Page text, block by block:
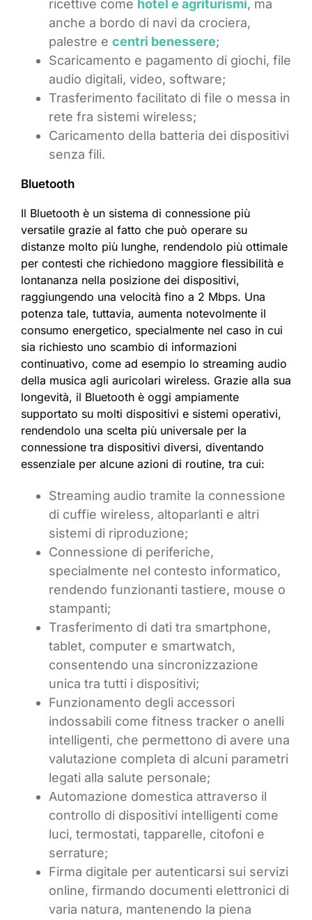
ricettive come hotel e agriturismi, ma
anche a bordo di navi da crociera,
palestre e centri benessere;
Scaricamento e pagamento di giochi, file
audio digitali, video, software;
Trasferimento facilitato di file o messa in
rete fra sistemi wireless;
Caricamento della batteria dei dispositivi
senza fili.
Bluetooth
Il Bluetooth è un sistema di connessione più
versatile grazie al fatto che può operare su
distanze molto più lunghe, rendendolo più ottimale
per contesti che richiedono maggiore flessibilità e
lontananza nella posizione dei dispositivi,
raggiungendo una velocità fino a 2 Mbps. Una
potenza tale, tuttavia, aumenta notevolmente il
consumo energetico, specialmente nel caso in cui
sia richiesto uno scambio di informazioni
continuativo, come ad esempio lo streaming audio
della musica agli auricolari wireless. Grazie alla sua
longevità, il Bluetooth è oggi ampiamente
supportato su molti dispositivi e sistemi operativi,
rendendolo una scelta più universale per la
connessione tra dispositivi diversi, diventando
essenziale per alcune azioni di routine, tra cui:
Streaming audio tramite la connessione
di cuffie wireless, altoparlanti e altri
sistemi di riproduzione;
Connessione di periferiche,
specialmente nel contesto informatico,
rendendo funzionanti tastiere, mouse o
stampanti;
Trasferimento di dati tra smartphone,
tablet, computer e smartwatch,
consentendo una sincronizzazione
unica tra tutti i dispositivi;
Funzionamento degli accessori
indossabili come fitness tracker o anelli
intelligenti, che permettono di avere una
valutazione completa di alcuni parametri
legati alla salute personale;
Automazione domestica attraverso il
controllo di dispositivi intelligenti come
luci, termostati, tapparelle, citofoni e
serrature;
Firma digitale per autenticarsi sui servizi
online, firmando documenti elettronici di
varia natura, mantenendo la piena